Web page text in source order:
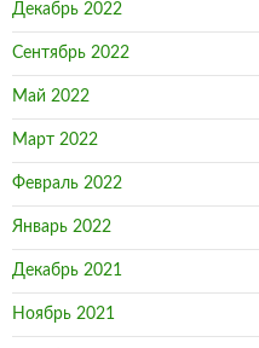
Декабрь 2022
Сентябрь 2022
Май 2022
Март 2022
Февраль 2022
Январь 2022
Декабрь 2021
Ноябрь 2021